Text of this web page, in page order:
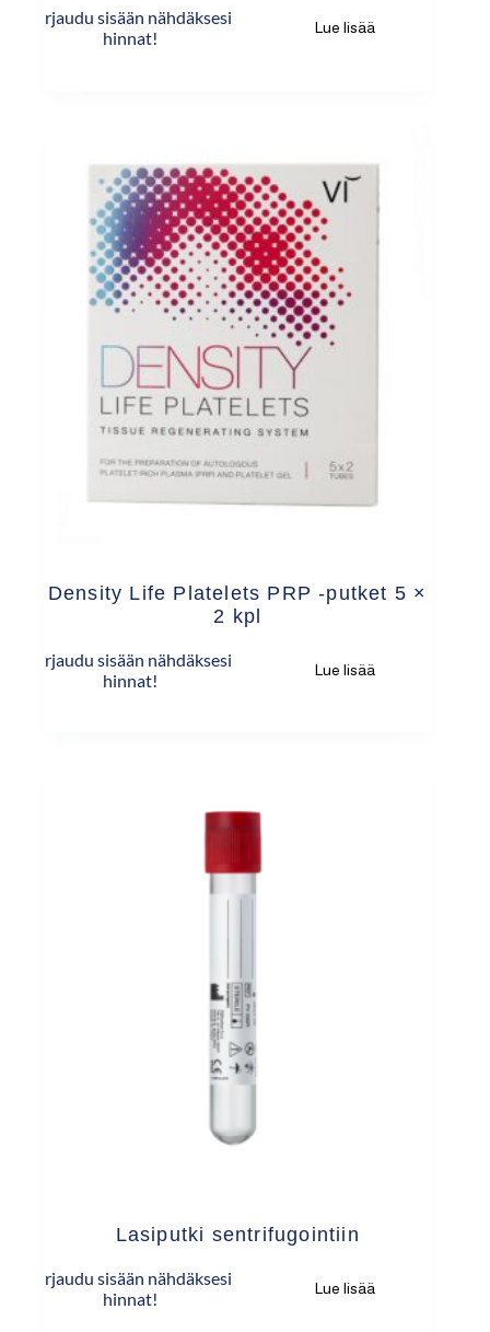
Kirjaudu sisään nähdäksesi
hinnat!
Lue lisää
Density Life Platelets PRP -putket 5 ×
2 kpl
Kirjaudu sisään nähdäksesi
hinnat!
Lue lisää
Lasiputki sentrifugointiin
Kirjaudu sisään nähdäksesi
hinnat!
Lue lisää